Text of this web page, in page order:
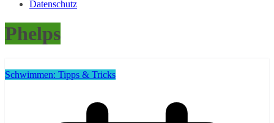
Datenschutz
Phelps
Schwimmen: Tipps & Tricks